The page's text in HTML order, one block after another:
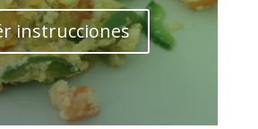
instrucciones